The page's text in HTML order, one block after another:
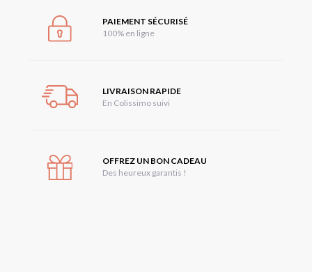
PAIEMENT SÉCURISÉ
100% en ligne
LIVRAISON RAPIDE
En Colissimo suivi
OFFREZ UN BON CADEAU
Des heureux garantis !